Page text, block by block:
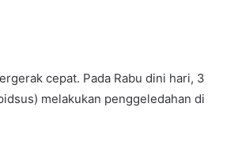
cepat. Pada Rabu dini hari, 3
melakukan penggeledahan di